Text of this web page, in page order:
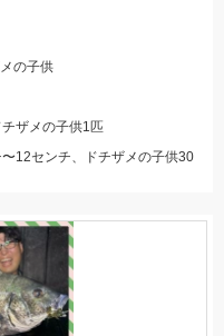
の子供
ザメの子供1匹
12センチ、ドチザメの子供30